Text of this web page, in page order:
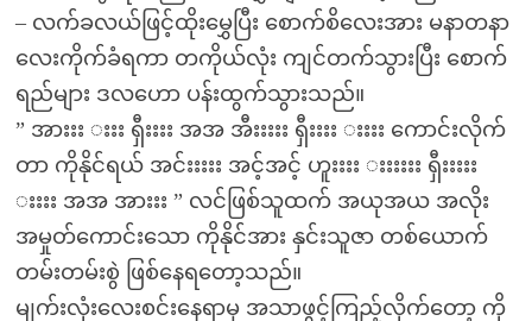
– လက်ခလယ်ဖြင့်ထိုးမွှေပြီး စောက်စိလေးအား မနာတနာ
လေးကိုက်ခံရကာ တကိုယ်လုံး ကျင်တက်သွားပြီး စောက်
ရည်များ ဒလဟော ပန်းထွက်သွားသည်။
” အားးး းးး ရှီးးးး အအ အီးးးးး ရှီးးးး းးးး ကောင်းလိုက်
တာ ကိုနိုင်ရယ် အင်းးးးး အင့်အင့် ဟူးးးး းးးးးး ရှီးးးးး
းးးး အအ အားးး ” လင်ဖြစ်သူထက် အယုအယ အလိုး
အမှုတ်ကောင်းသော ကိုနိုင်အား နှင်းသူဇာ တစ်ယောက်
တမ်းတမ်းစွဲ ဖြစ်နေရတော့သည်။
မျက်းလုံးလေးစင်းနေရာမှ အသာဖွင့်ကြည့်လိုက်တော့ ကို